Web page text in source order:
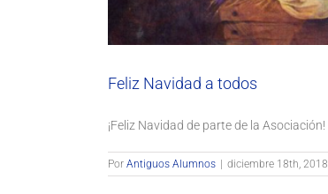
Feliz Navidad a todos
¡Feliz Navidad de parte de la Asociación!
Por Antiguos Alumnos | diciembre 18th, 2018